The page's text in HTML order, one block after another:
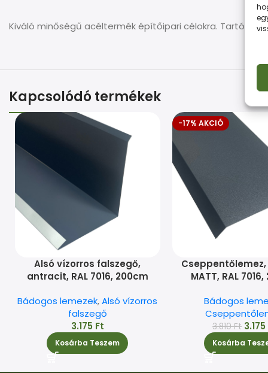
Kiváló minőségű acéltermék építőipari célokra. Tartós
Kapcsolódó termékek
Alsó vízorros falszegő,
antracit, RAL 7016, 200cm
Bádogos lemezek,Alsó vízorros
falszegő
3.175 Ft
Kosárba Teszem
-17% AKCIÓ
MATT, RAL
Bádogos
3.810Ft 3.175
Kosárba